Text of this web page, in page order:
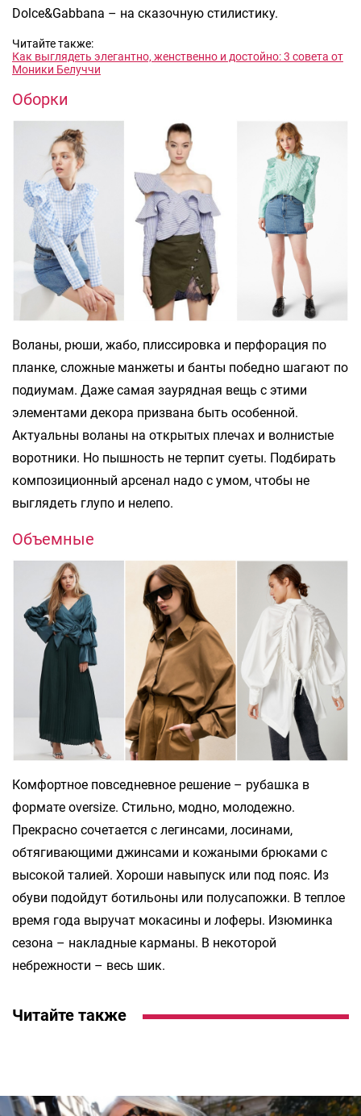
Dolce&Gabbana – на сказочную стилистику.
Читайте также:
Как выглядеть элегантно, женственно и достойно: 3 совета от
Моники Белуччи
Оборки
Воланы, рюши, жабо, плиссировка и перфорация по
планке, сложные манжеты и банты победно шагают по
подиумам. Даже самая заурядная вещь с этими
элементами декора призвана быть особенной.
Актуальны воланы на открытых плечах и волнистые
воротники. Но пышность не терпит суеты. Подбирать
композиционный арсенал надо с умом, чтобы не
выглядеть глупо и нелепо.
Объемные
Комфортное повседневное решение – рубашка в
формате oversize. Стильно, модно, молодежно.
Прекрасно сочетается с легинсами, лосинами,
обтягивающими джинсами и кожаными брюками с
высокой талией. Хороши навыпуск или под пояс. Из
обуви подойдут ботильоны или полусапожки. В теплое
время года выручат мокасины и лоферы. Изюминка
сезона – накладные карманы. В некоторой
небрежности – весь шик.
Читайте также